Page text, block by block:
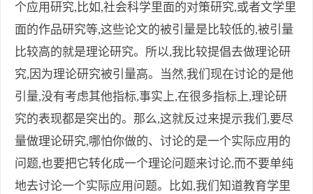
个应用研究,比如,社会科学里面的对策研究,或者文学里
面的作品研究等,这些论文的被引量是比较低的,被引量
比较高的就是理论研究。所以,我比较提倡去做理论研
究,因为理论研究被引量高。当然,我们现在讨论的是他
引量,没有考虑其他指标,事实上,在很多指标上,理论研
究的表现都是突出的。那么,这就反过来提示我们,要尽
量做理论研究,哪怕你做的、讨论的是一个实际应用的
问题,也要把它转化成一个理论问题来讨论,而不要单纯
地去讨论一个实际应用问题。比如,我们知道教育学里